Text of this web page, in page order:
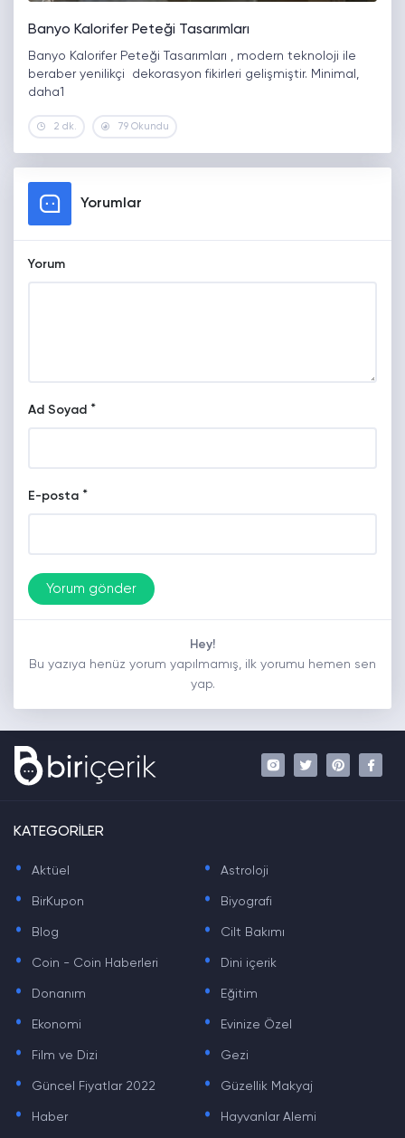
Banyo Kalorifer Peteği Tasarımları
Banyo Kalorifer Peteği Tasarımları , modern teknoloji ile
beraber yenilikçi dekorasyon fikirleri gelişmiştir. Minimal,
daha1
2 dk. 79 Okundu
Yorumlar
Yorum
Ad Soyad *
E-posta *
Hey!
Bu yazıya henüz yorum yapılmamış, ilk yorumu hemen sen
yap.
KATEGORİLER
. Aktüel . Astroloji
. BirKupon . Biyografi
. Blog . Cilt Bakımı
. Coin - Coin Haberleri . Dini içerik
. Donanım . Eğitim
. Ekonomi . Evinize Özel
. Film ve Dizi . Gezi
. Güncel Fiyatlar 2022 . Güzellik Makyaj
. Haber . Hayvanlar Alemi